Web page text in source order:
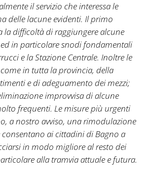
il servizio che interessa le
delle lacune evidenti. Il primo
la difficoltà di raggiungere alcune
in particolare snodi fondamentali
e la Stazione Centrale. Inoltre le
in tutta la provincia, della
e di adeguamento dei mezzi;
improvvisa di alcune
frequenti. Le misure più urgenti
a nostro avviso, una rimodulazione
ai cittadini di Bagno a
in modo migliore al resto dei
alla tramvia attuale e futura.